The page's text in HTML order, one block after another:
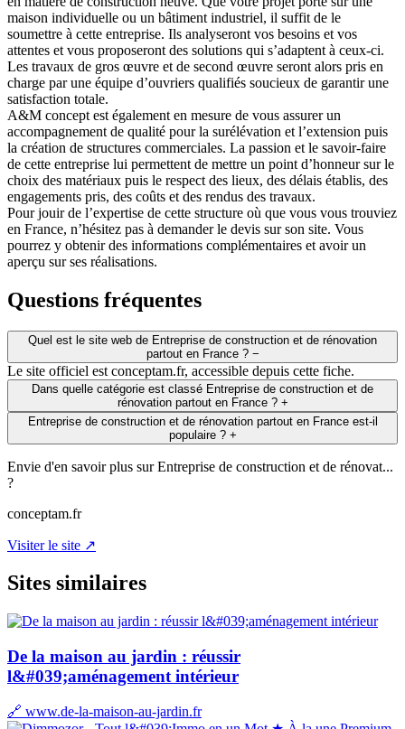
maison individuelle ou un bâtiment industriel, il suffit de le
soumettre à cette entreprise. Ils analyseront vos besoins et vos
attentes et vous proposeront des solutions qui s’adaptent à ceux-ci.
Les travaux de gros œuvre et de second œuvre seront alors pris en
charge par une équipe d’ouvriers qualifiés soucieux de garantir une
satisfaction totale.
A&M concept est également en mesure de vous assurer un
accompagnement de qualité pour la surélévation et l’extension puis
la création de structures commerciales. La passion et le savoir-faire
de cette entreprise lui permettent de mettre un point d’honneur sur le
choix des matériaux puis le respect des lieux, des délais établis, des
engagements pris, des coûts et des rendus des travaux.
Pour jouir de l’expertise de cette structure où que vous vous trouviez
en France, n’hésitez pas à demander le devis sur son site. Vous
pourrez y obtenir des informations complémentaires et avoir un
aperçu sur ses réalisations.
+
Questions fréquentes
Quel est le site web de Entreprise de construction et de rénovation
partout en France ? −
Le site officiel est conceptam.fr, accessible depuis cette fiche.
Dans quelle catégorie est classé Entreprise de construction et de
rénovation partout en France ? +
Entreprise de construction et de rénovation partout en France est-il
populaire ? +
Envie d'en savoir plus sur Entreprise de construction et de rénovat...
?
conceptam.fr
Visiter le site ↗
Sites similaires
De la maison au jardin : réussir
l&#039;aménagement intérieur
🔗 www.de-la-maison-au-jardin.fr